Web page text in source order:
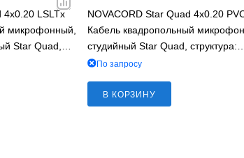
4x0.20 LSLTx
микрофонный,
Star Quad,
многожильный,
NOVACORD Star Quad 4x0.20
Кабель квадропольный
студийный Star Quad, структура:
4х0.20 мм2, многожил., AWG 24,
По запросу
В КОРЗИНУ